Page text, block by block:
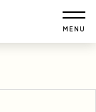
MENU